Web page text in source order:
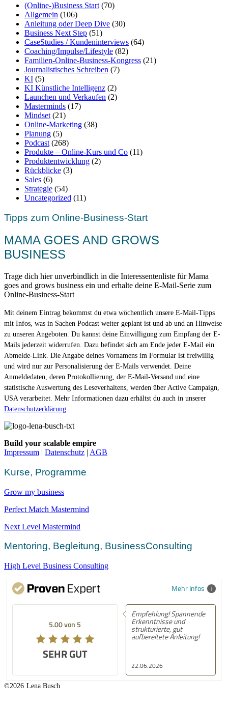
(Online-)Business Start (70)
Allgemein (106)
Anleitung oder Deep Dive (30)
Business Next Step (51)
CaseStudies / Kundeninterviews (64)
Coaching/Impulse/Lifestyle (82)
Familien-Online-Business-Kongress (21)
Journalistisches Schreiben (7)
KI (5)
KI Künstliche Intelligenz (2)
Launchen und Verkaufen (2)
Masterminds (17)
Mindset (21)
Online-Marketing (38)
Planung (5)
Podcast (268)
Produkte – Online-Kurs und Co (11)
Produktentwicklung (2)
Rückblicke (3)
Sales (6)
Strategie (54)
Uncategorized (11)
Tipps zum Online-Business-Start
MAMA GOES AND GROWS
BUSINESS
Trage dich hier unverbindlich in die Interessentenliste für Mama
goes and grows business ein und erhalte deine E-Mail-Serie zum
Online-Business-Start
Mit deinem Eintrag bekommst du etwa wöchentlich unsere E-Mail-Tipps
mit Infos, was in Sachen Podcast weiter geplant ist und ab und an Hinweise
zu unseren Angeboten. Du kannst deine Einwilligung zum Empfang der E-
Mails jederzeit widerrufen. Dazu befindet sich am Ende jeder E-Mail ein
Abmelde-Link. Die Angabe deines Vornamens im Formular ist freiwillig
und wird nur zur Personalisierung der E-Mails verwendet. Deine
Anmeldedaten, deren Protokollierung, der E-Mail-Versand und eine
statistische Auswertung des Leseverhaltens, werden über Active Campaign,
USA verarbeitet. Mehr Informationen dazu erhältst du auch in unserer
Datenschutzerklärung.
Build your scalable empire
Impressum | Datenschutz | AGB
Kurse, Programme
Grow my business
Perfect Match Mastermind
Next Level Mastermind
Mentoring, Begleitung, BusinessConsulting
High Level Business Consulting
Mehr Infos
5.00 von 5
SEHR GUT
22.06.2026
Empfehlung! Spannende
Erkenntnisse und
strukturierte, gut
aufbereitete Anleitung!
©2026 Lena Busch